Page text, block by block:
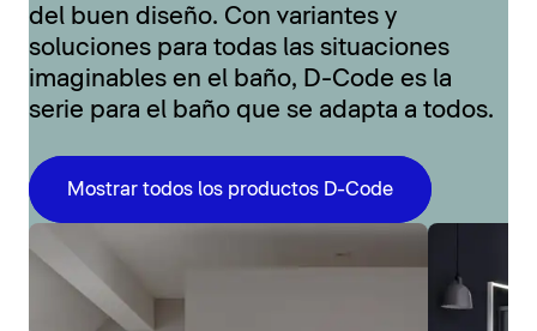
del buen diseño. Con variantes y
soluciones para todas las situaciones
imaginables en el baño, D-Code es la
serie para el baño que se adapta a todos.
Mostrar todos los productos D-Code